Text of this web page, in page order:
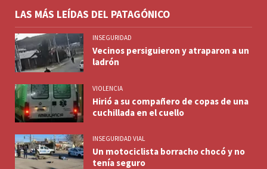
LAS MÁS LEÍDAS DEL PATAGÓNICO
INSEGURIDAD
Vecinos persiguieron y atraparon a un
ladrón
VIOLENCIA
Hirió a su compañero de copas de una
cuchillada en el cuello
INSEGURIDAD VIAL
Un motociclista borracho chocó y no
tenía seguro